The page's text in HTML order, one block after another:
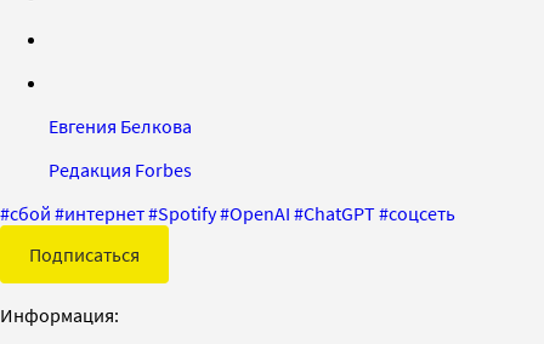
Евгения Белкова
Редакция Forbes
#сбой #интернет#Spotify#OpenAI #ChatGPT#соцсеть
Подписаться
Информация: